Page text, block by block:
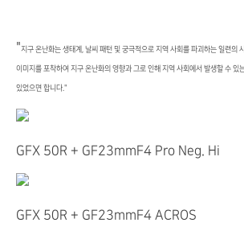
" 지구 온난화는 생태계, 날씨 패턴 및 궁극적으로 지역 사회를 파괴하는 일련의
이미지를 포착하여 지구 온난화의 영향과 그로 인해 지역 사회에서 발생할 수 있
있었으면 합니다."
GFX 50R + GF23mmF4 Pro Neg. Hi
GFX 50R + GF23mmF4 ACROS